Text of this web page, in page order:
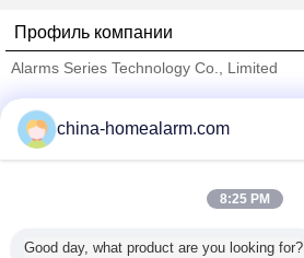
Профиль компании
Alarms Series Technology Co., Limited
Trust Seal
Verified Suplier
china-homealarm.com
8:25 PM
Good day, what product are you looking for?